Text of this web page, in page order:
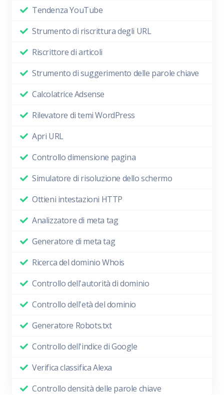
Tendenza YouTube
Strumento di riscrittura degli URL
Riscrittore di articoli
Strumento di suggerimento delle parole chiave
Calcolatrice Adsense
Rilevatore di temi WordPress
Apri URL
Controllo dimensione pagina
Simulatore di risoluzione dello schermo
Ottieni intestazioni HTTP
Analizzatore di meta tag
Generatore di meta tag
Ricerca del dominio Whois
Controllo dell'autorità di dominio
Controllo dell'età del dominio
Generatore Robots.txt
Controllo dell'indice di Google
Verifica classifica Alexa
Controllo densità delle parole chiave